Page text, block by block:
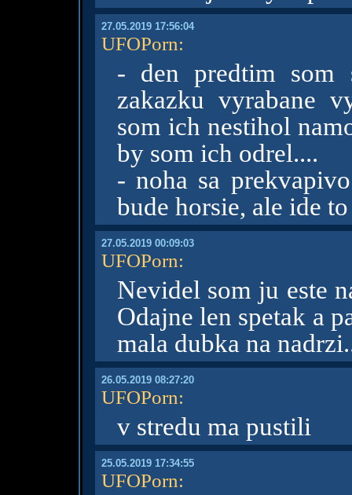
27.05.2019 17:56:04
UFOPorn:
- den predtim som
zakazku vyrabane
som ich nestihol
by som ich odrel....
- noha sa
bude horsie, ale ide
27.05.2019 00:09:03
UFOPorn:
Nevidel som ju este
Odajne len spetak a
mala dubka na
26.05.2019 08:27:20
UFOPorn:
v stredu ma pustili
25.05.2019 17:34:55
UFOPorn: